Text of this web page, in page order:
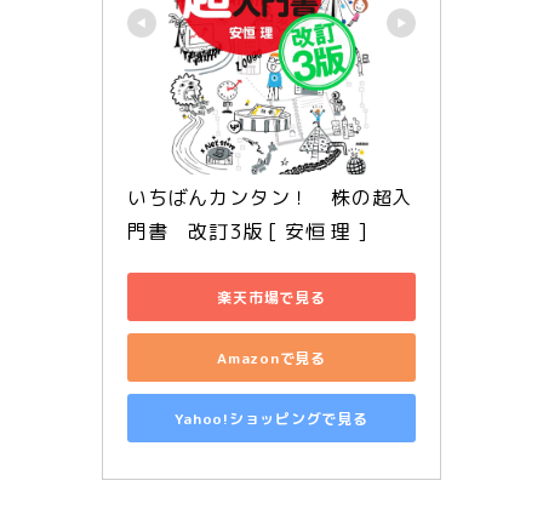
いちばんカンタン！　株の超入
門書　改訂3版 [ 安恒 理 ]
楽天市場で見る
Amazonで見る
Yahoo!ショッピングで見る